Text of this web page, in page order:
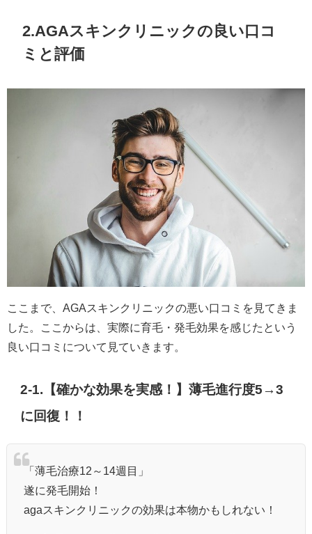
2.AGAスキンクリニックの良い口コ
ミと評価
ここまで、AGAスキンクリニックの悪い口コミを見てきま
した。ここからは、実際に育毛・発毛効果を感じたという
良い口コミについて見ていきます。
2-1.【確かな効果を実感！】薄毛進行度5→3
に回復！！
「薄毛治療12～14週目」
遂に発毛開始！
agaスキンクリニックの効果は本物かもしれない！